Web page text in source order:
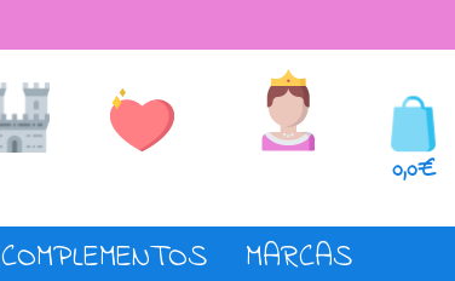
0,0€
COMPLEMENTOS MARCAS